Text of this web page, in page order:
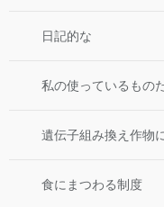
日記的な
私の使っているもの
遺伝子組み換え作物
食にまつわる制度